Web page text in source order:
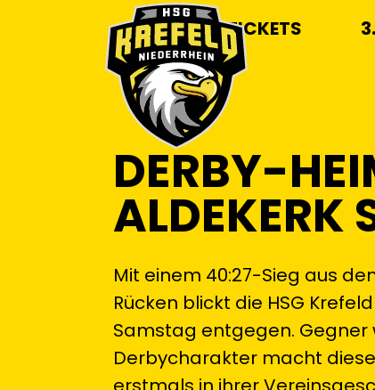
TICKETS
DERBY-
ALDEKERK
Mit einem 40:27-Sieg aus
Rücken blickt die HSG
Samstag entgegen. Gegner
Derbycharakter macht